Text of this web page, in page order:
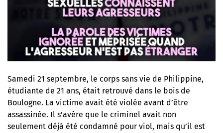
Samedi 21 septembre, le corps sans vie de Philippine,
étudiante de 21 ans, était retrouvé dans le bois de
Boulogne. La victime avait été violée avant d’être
assassinée. Il s’avère que le criminel avait non
seulement déjà été condamné pour viol, mais qu’il est